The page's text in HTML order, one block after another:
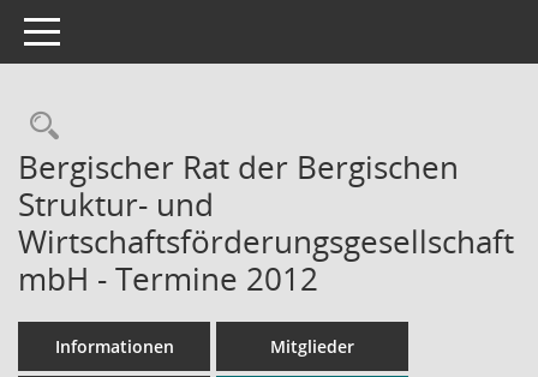
Toggle navigation
Rechercheauswahl
Bergischer Rat der Bergischen
Struktur- und
Wirtschaftsförderungsgesellschaft
mbH - Termine 2012
Informationen Mitglieder